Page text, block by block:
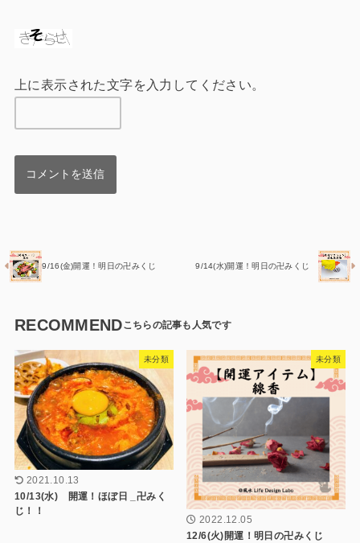
上に表示された文字を入力してください。
9/16(金)開運！明日の卍みくじ 9/14(水)開運！明日の卍みくじ
RECOMMEND
未分類
2021.10.13
10/13(水) 開運！ほぼ日 _卍みく
じ！！
未分類
2022.12.05
12/6(火)開運！明日の卍みくじ